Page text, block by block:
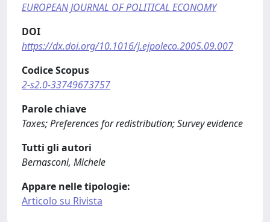
EUROPEAN JOURNAL OF POLITICAL ECONOMY
DOI
https://dx.doi.org/10.1016/j.ejpoleco.2005.09.007
Codice Scopus
2-s2.0-33749673757
Parole chiave
Taxes; Preferences for redistribution; Survey evidence
Tutti gli autori
Bernasconi, Michele
Appare nelle tipologie:
Articolo su Rivista